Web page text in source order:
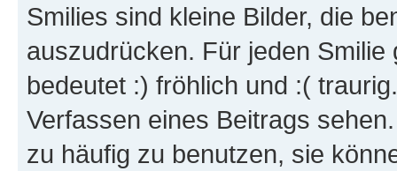
Smilies sind kleine Bilder, die
auszudrücken. Für jeden
bedeutet :) fröhlich und :(
Verfassen eines Beitrags
zu häufig zu benutzen, sie